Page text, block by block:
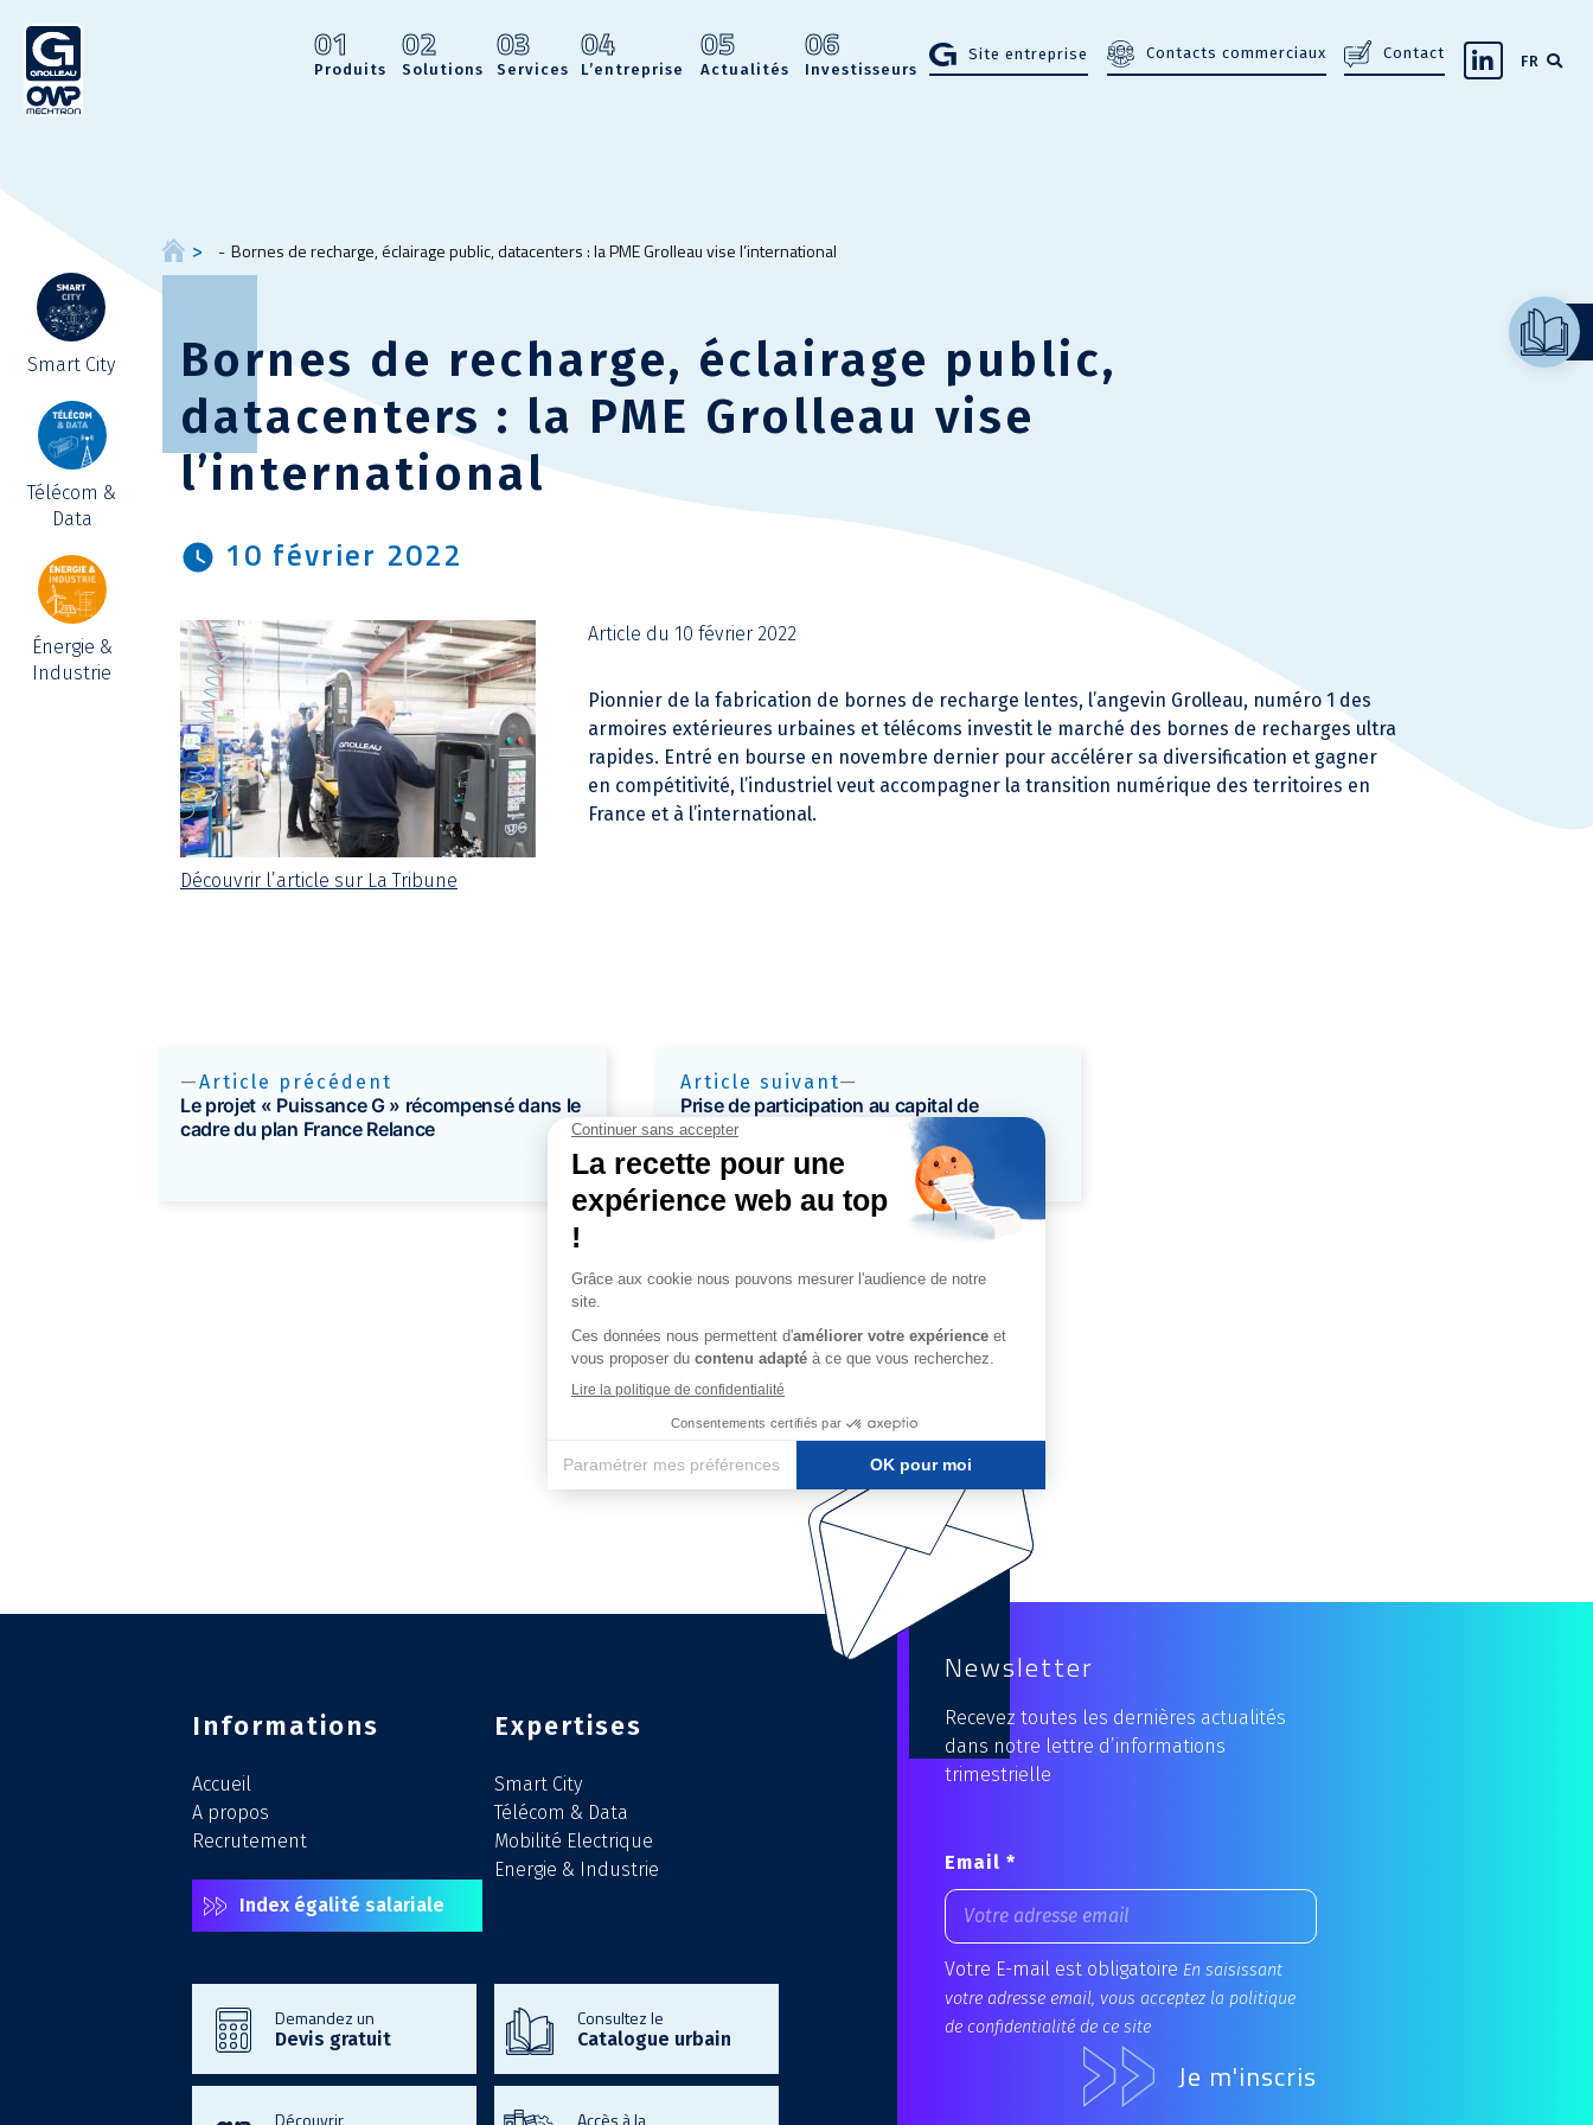
01
Produits
02
Solutions
03
Services
04
L’entreprise
05
Actualités
06
Investisseurs
Site entreprise Contacts commerciaux Contact FR
Smart City
Télécom &
Data
Énergie &
Industrie
Bornes de recharge, éclairage public, datacenters : la PME Grolleau vise l’international
Bornes de recharge, éclairage public,
datacenters : la PME Grolleau vise
l’international
10 février 2022
Article du 10 février 2022
Pionnier de la fabrication de bornes de recharge lentes, l’angevin Grolleau, numéro 1 des
armoires extérieures urbaines et télécoms investit le marché des bornes de recharges ultra
rapides. Entré en bourse en novembre dernier pour accélérer sa diversification et gagner
en compétitivité, l’industriel veut accompagner la transition numérique des territoires en
France et à l’international.
Découvrir l’article sur La Tribune
Article précédent
Le projet « Puissance G » récompensé dans le
cadre du plan France Relance
Article suivant
Prise de participation au capital de
Nexence
Informations
Accueil
A propos
Recrutement
Index égalité salariale
Expertises
Smart City
Télécom & Data
Mobilité Electrique
Energie & Industrie
Demandez un
Devis gratuit
Consultez le
Catalogue urbain
Découvrir Accès à la
Newsletter
Recevez toutes les dernières actualités
dans notre lettre d’informations
trimestrielle
Email *
Votre E-mail est obligatoire En saisissant
votre adresse email, vous acceptez la politique
de confidentialité de ce site